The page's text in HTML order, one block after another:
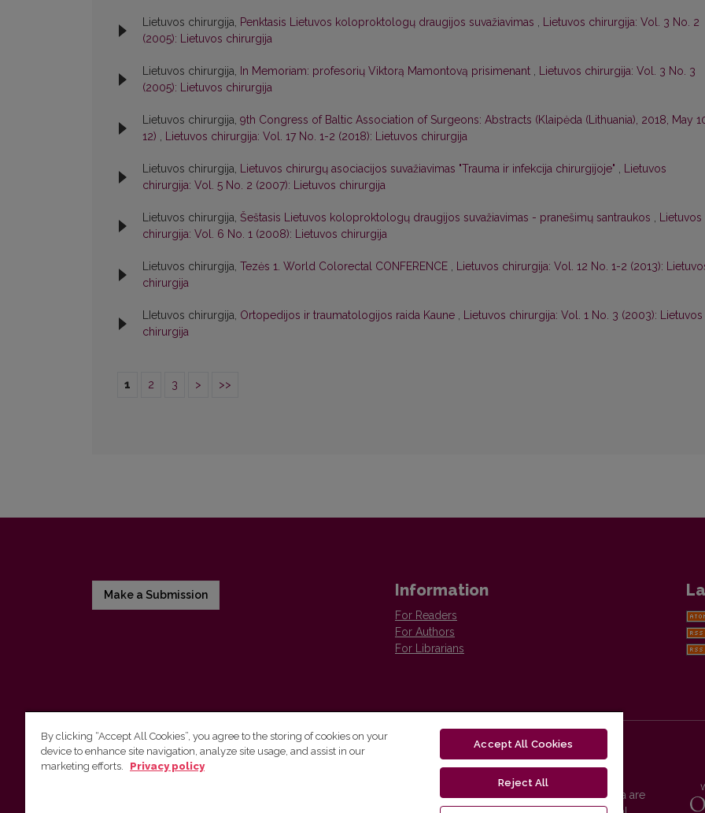
Lietuvos chirurgija, Penktasis Lietuvos koloproktologų draugijos suvažiavimas , Lietuvos chirurgija: Vol. 3 No. 2
(2005): Lietuvos chirurgija
Lietuvos chirurgija, In Memoriam: profesorių Viktorą Mamontovą prisimenant , Lietuvos chirurgija: Vol. 3 No. 3
(2005): Lietuvos chirurgija
Lietuvos chirurgija, 9th Congress of Baltic Association of Surgeons: Abstracts (Klaipėda (Lithuania), 2018, May
12) , Lietuvos chirurgija: Vol. 17 No. 1-2 (2018): Lietuvos chirurgija
Lietuvos chirurgija, Lietuvos chirurgų asociacijos suvažiavimas "Trauma ir infekcija chirurgijoje" , Lietuvos
chirurgija: Vol. 5 No. 2 (2007): Lietuvos chirurgija
Lietuvos chirurgija, Šeštasis Lietuvos koloproktologų draugijos suvažiavimas - pranešimų santraukos , Lietuvos
chirurgija: Vol. 6 No. 1 (2008): Lietuvos chirurgija
Lietuvos chirurgija, Tezės 1. World Colorectal CONFERENCE , Lietuvos chirurgija: Vol. 12 No. 1-2 (2013):
chirurgija
LIetuvos chirurgija, Ortopedijos ir traumatologijos raida Kaune , Lietuvos chirurgija: Vol. 1 No. 3 (2003): Lietuvos
chirurgija
1 2 3 > >>
Make a Submission Information
For Readers
For Authors
For Librarians
Vilnius University Press
Vilnius University Press platform and metadata are
By clicking “Accept All Cookies”, you agree to the storing of cookies on your
device to enhance site navigation, analyze site usage, and assist in our
marketing efforts.
Privacy policy
Accept All Cookies
Reject All